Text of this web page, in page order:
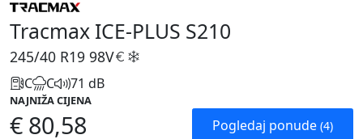
Tracmax ICE-PLUS S210
245/40 R19 98V
C C 71 dB
NAJNIŽA CIJENA
€ 80,58 Pogledaj ponude (4)